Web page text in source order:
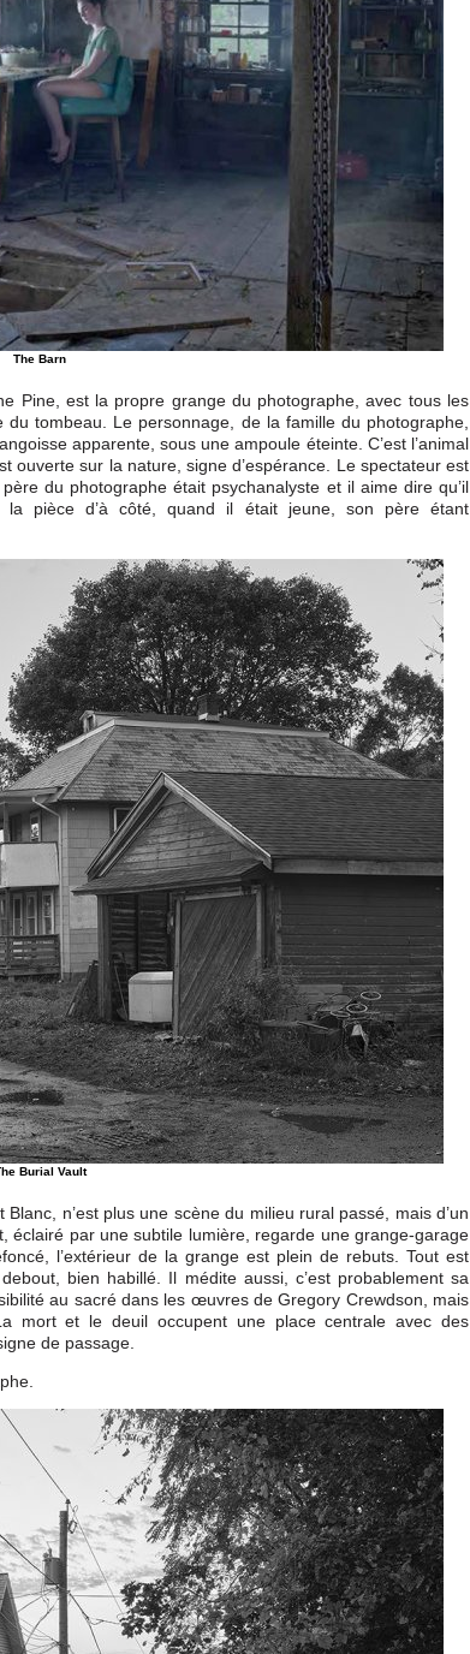
The Barn
Pine, est la propre grange du photographe, avec tous les
tombeau. Le personnage, de la famille du photographe,
apparente, sous une ampoule éteinte. C’est l’animal
ouverte sur la nature, signe d’espérance. Le spectateur est
du photographe était psychanalyste et il aime dire qu’il
la pièce d’à côté, quand il était jeune, son père étant
Burial Vault
n’est plus une scène du milieu rural passé, mais d’un
éclairé par une subtile lumière, regarde une grange-garage
l’extérieur de la grange est plein de rebuts. Tout est
bien habillé. Il médite aussi, c’est probablement sa
au sacré dans les œuvres de Gregory Crewdson, mais
mort et le deuil occupent une place centrale avec des
de passage.